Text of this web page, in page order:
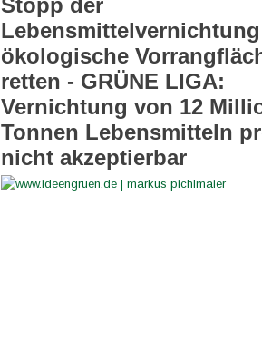
Stopp der
ökologische
retten - GRÜNE LIGA:
Vernichtung von 12
Tonnen Lebensmitteln
nicht akzeptierbar